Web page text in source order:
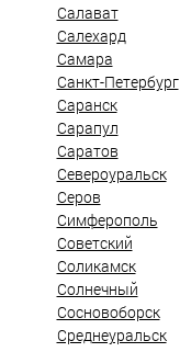
Салават
Салехард
Самара
Санкт-Петербург
Саранск
Сарапул
Саратов
Североуральск
Серов
Симферополь
Советский
Соликамск
Солнечный
Сосновоборск
Среднеуральск